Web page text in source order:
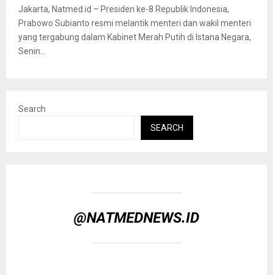
Jakarta, Natmed.id – Presiden ke-8 Republik Indonesia,
Prabowo Subianto resmi melantik menteri dan wakil menteri
yang tergabung dalam Kabinet Merah Putih di Istana Negara,
Senin...
Search
SEARCH
@NATMEDNEWS.ID